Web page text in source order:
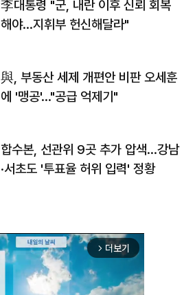
李대통령 "군, 내란 이후 신뢰 회복
해야…지휘부 헌신해달라"
與, 부동산 세제 개편안 비판 오세훈
에 '맹공'…"공급 억제기"
합수본, 선관위 9곳 추가 압색…강남
·서초도 '투표율 허위 입력' 정황
arrow_forward_ios 더보기